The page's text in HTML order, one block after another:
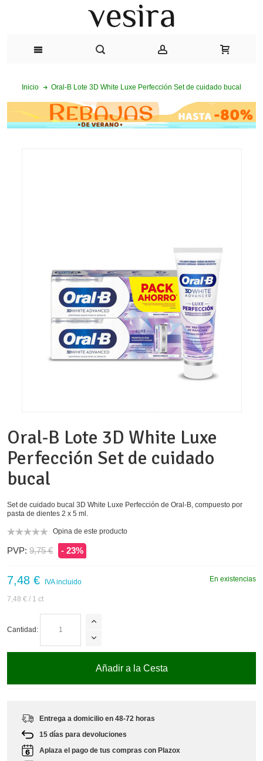
Inicio Oral-B Lote 3D White Luxe Perfección Set de cuidado bucal
Oral-B Lote 3D White Luxe
Perfección Set de cuidado
bucal
Set de cuidado bucal 3D White Luxe Perfección de Oral-B, compuesto por
pasta de dientes 2 x 5 ml.
Opina de este producto
PVP: 9,75 € - 23%
En existencias
7,48 € IVA incluido
7,48 € / 1 ct
Cantidad:
Añadir a la Cesta
Entrega a domicilio en 48-72 horas
15 días para devoluciones
Aplaza el pago de tus compras con Plazox